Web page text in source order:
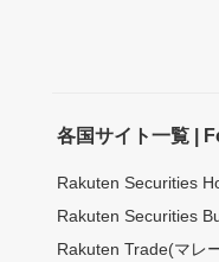
各国サイト一覧 |
Rakuten Securities
Rakuten Securities
Rakuten Trade(マレ